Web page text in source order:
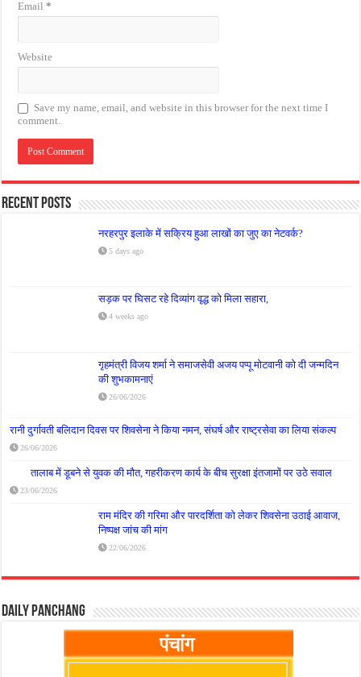
Email*
Website
Save my name, email, and website in this browser for the next time I
comment.
Recent Posts
नरहरपुर इलाके में सक्रिय हुआ लाखों का जुए का नेटवर्क?
5 days ago
सड़क पर घिसट रहे दिव्यांग वृद्ध को मिला सहारा,
4 weeks ago
गृहमंत्री विजय शर्मा ने समाजसेवी अजय पप्पू मोटवानी को दी जन्मदिन
की शुभकामनाएं
26/06/2026
रानी दुर्गावती बलिदान दिवस पर शिवसेना ने किया नमन, संघर्ष और राष्ट्रसेवा का लिया संकल्प
26/06/2026
तालाब में डूबने से युवक की मौत, गहरीकरण कार्य के बीच सुरक्षा इंतजामों पर उठे सवाल
23/06/2026
राम मंदिर की गरिमा और पारदर्शिता को लेकर शिवसेना उठाई आवाज,
निष्पक्ष जांच की मांग
22/06/2026
Daily Panchang